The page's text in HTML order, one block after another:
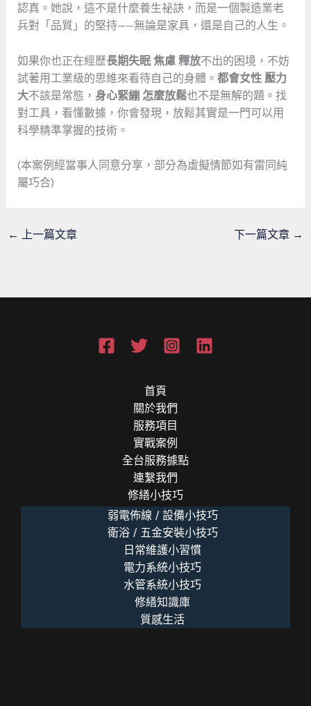
認真。她說，這不是什麼養生祕訣，而是一個製造業老
兵對「品質」的堅持——無論是家具，還是自己的人生。
如果你也正在經歷長期失眠 焦慮 釋放不出的困境，不妨
試著用工業級的思維來看待自己的身體。 都會女性 壓力
大不該是常態， 身心緊繃 怎麼放鬆也不是無解的題。找
對工具，看懂數據，你會發現，放鬆其實是一門可以用
科學精準掌握的技術。
(本案例經當事人同意分享，部分為虛擬情節如有雷同純
屬巧合)
← 上一篇文章 下一篇文章 →
首頁
關於我們
服務項目
實戰案例
全台服務據點
連繫我們
修繕小技巧
弱電佈線 / 設備小技巧
衛浴 / 五金安裝小技巧
日常維護小習慣
電力系統小技巧
水管系統小技巧
修繕知識庫
質感生活